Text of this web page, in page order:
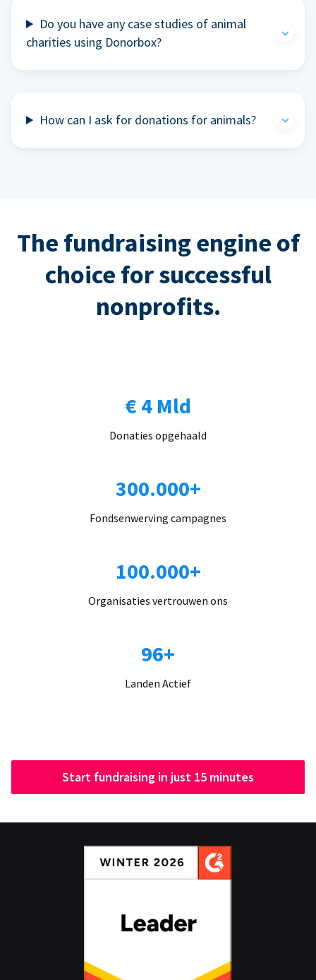
Do you have any case studies of animal
charities using Donorbox?
How can I ask for donations for animals?
The fundraising engine of
choice for successful
nonprofits.
€ 4 Mld
Donaties opgehaald
300.000+
Fondsenwerving campagnes
100.000+
Organisaties vertrouwen ons
96+
Landen Actief
Start fundraising in just 15 minutes